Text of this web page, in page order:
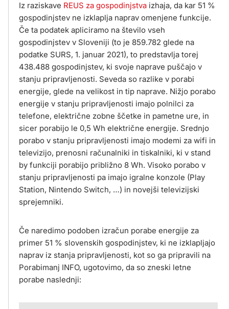
Iz raziskave REUS za gospodinjstva izhaja, da kar 51 %
gospodinjstev ne izklaplja naprav omenjene funkcije.
Če ta podatek apliciramo na število vseh
gospodinjstev v Sloveniji (to je 859.782 glede na
podatke SURS, 1. januar 2021), to predstavlja torej
438.488 gospodinjstev, ki svoje naprave puščajo v
stanju pripravljenosti. Seveda so razlike v porabi
energije, glede na velikost in tip naprave. Nižjo porabo
energije v stanju pripravljenosti imajo polnilci za
telefone, električne zobne ščetke in pametne ure, in
sicer porabijo le 0,5 Wh električne energije. Srednjo
porabo v stanju pripravljenosti imajo modemi za wifi in
televizijo, prenosni računalniki in tiskalniki, ki v stand
by funkciji porabijo približno 8 Wh. Visoko porabo v
stanju pripravljenosti pa imajo igralne konzole (Play
Station, Nintendo Switch, …) in novejši televizijski
sprejemniki.
Če naredimo podoben izračun porabe energije za
primer 51 % slovenskih gospodinjstev, ki ne izklapljajo
naprav iz stanja pripravljenosti, kot so ga pripravili na
Porabimanj INFO, ugotovimo, da so zneski letne
porabe naslednji: